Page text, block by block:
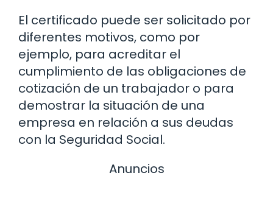
El certificado puede ser solicitado por
diferentes motivos, como por
ejemplo, para acreditar el
cumplimiento de las obligaciones de
cotización de un trabajador o para
demostrar la situación de una
empresa en relación a sus deudas
con la Seguridad Social.
Anuncios